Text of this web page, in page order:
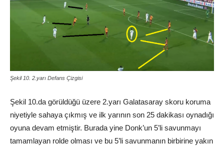
Şekil 10. 2.yarı Defans Çizgisi
Şekil 10.da görüldüğü üzere 2.yarı Galatasaray skoru koruma
niyetiyle sahaya çıkmış ve ilk yarının son 25 dakikası oynadığı
oyuna devam etmiştir. Burada yine Donk’un 5’li savunmayı
tamamlayan rolde olması ve bu 5’li savunmanın birbirine yakın